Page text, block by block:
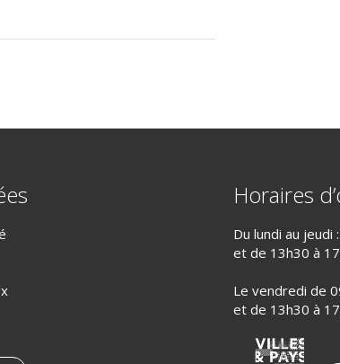
Horaires
Du lundi au jeudi
et de 13h30 à
Le vendredi de
et de 13h30 à